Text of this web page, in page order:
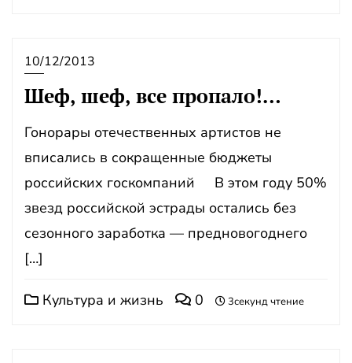
10/12/2013
Шеф, шеф, все пропало!…
Гонорары отечественных артистов не
вписались в сокращенные бюджеты
российских госкомпаний В этом году 50%
звезд российской эстрады остались без
сезонного заработка — предновогоднего
[…]
Культура и жизнь 0 3секунд чтение